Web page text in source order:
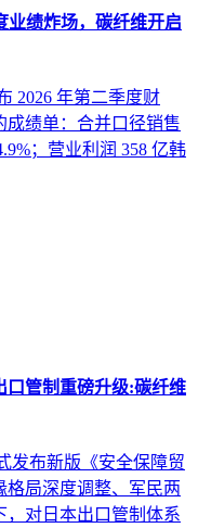
业绩炸场，碳纤维开启
2026 年第二季度财
成绩单：合并口径销售
；营业利润 358 亿韩
口管制重磅升级:碳纤维
发布新版《安全保障贸
格局深度调整、军民两
，对日本出口管制体系